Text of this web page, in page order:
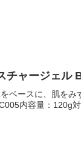
ャージェル
ベースに、肌を
内容量：120g